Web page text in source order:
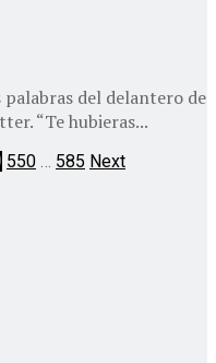
del delantero de
“Te hubieras...
550 585 Next